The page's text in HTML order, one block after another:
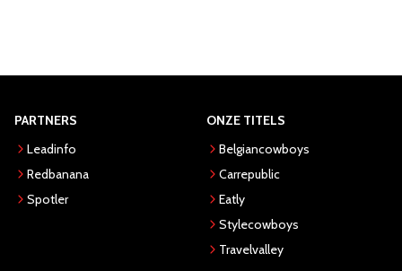
PARTNERS
Leadinfo
Redbanana
Spotler
ONZE TITELS
Belgiancowboys
Carrepublic
Eatly
Stylecowboys
Travelvalley